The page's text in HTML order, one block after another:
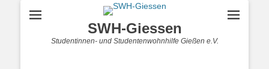
SWH-Giessen
Studentinnen- und Studentenwohnhilfe Gießen e.V.